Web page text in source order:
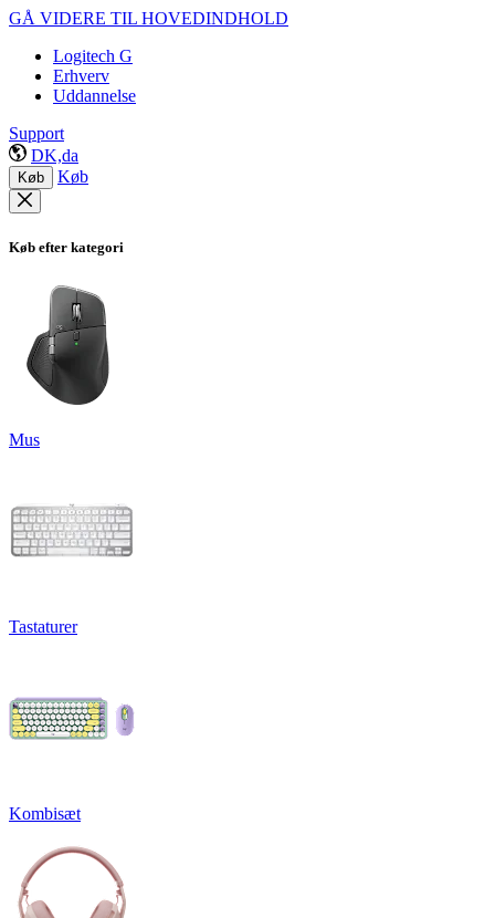
GÅ VIDERE TIL HOVEDINDHOLD
Logitech G
Erhverv
Uddannelse
Support
DK,da
Køb Køb
Køb efter kategori
Mus
Tastaturer
Kombisæt